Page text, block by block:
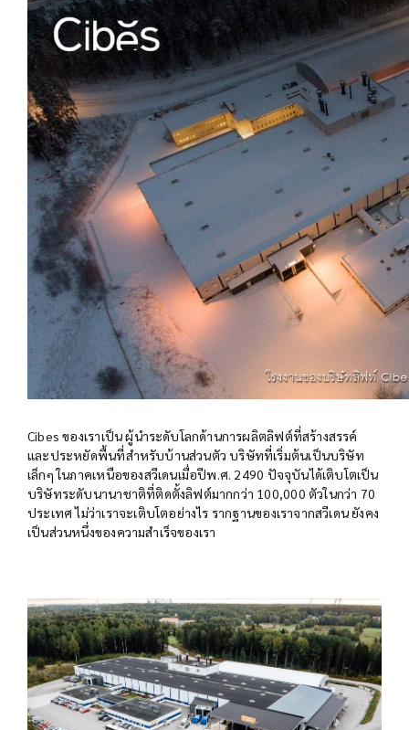
Cibes ของเราเป็น ผู้นำระดับโลกด้านการผลิตลิฟต์ที่สร้างสรรค์
และประหยัดพื้นที่สำหรับบ้านส่วนตัว บริษัทที่เริ่มต้นเป็นบริษัท
เล็กๆ ในภาคเหนือของสวีเดนเมื่อปีพ.ศ. 2490 ปัจจุบันได้เติบโตเป็น
บริษัทระดับนานาชาติที่ติดตั้งลิฟต์มากกว่า 100,000 ตัวในกว่า 70
ประเทศ ไม่ว่าเราจะเติบโตอย่างไร รากฐานของเราจากสวีเดน ยังคง
เป็นส่วนหนึ่งของความสำเร็จของเรา